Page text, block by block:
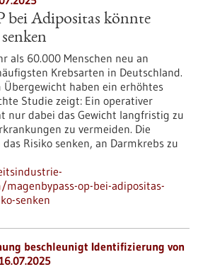
bei Adipositas könnte
als 60.000 Menschen neu an
Krebsarten in Deutschland.
haben ein erhöhtes
Studie zeigt: Ein operativer
nur dabei das Gewicht langfristig zu
zu vermeiden. Die
Risiko senken, an Darmkrebs zu
op-bei-adipositas-
senken
beschleunigt Identifizierung von